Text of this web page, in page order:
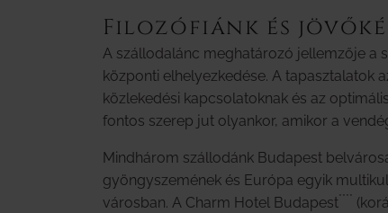
Filozófiánk és
A szállodalánc meghatározó jellemzője a
központi elhelyezkedése. A tapasztalatok
közlekedési kapcsolatoknak és az
fontos szerep jut olyankor, amikor a
Mindhárom szállodánk Budapest
gyöngyszemének és Európa egyik
városban. A Charm Hotel Budapest****